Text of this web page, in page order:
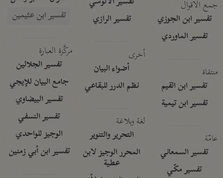
جمع الأقوال
تفسير ابن الجوزي
تفسير الماوردي
منتقاة
تفسير ابن القيم
تفسير ابن تيمية
عامّة
تفسير السمعاني
تفسير مكّي
تفسير الرازي
أخرى
أضواء البيان
نظم الدرر للبقاعي
لغة وبلاغة
التحرير والتنوير
المحرر الوجيز لابن
عطية
تفسير ابن عثيمين
مركَّزة العبارة
تفسير الجلالين
جامع البيان للإيجي
تفسير البيضاوي
تفسير النسفي
الوجيز للواحدي
تفسير ابن أبي زمنين